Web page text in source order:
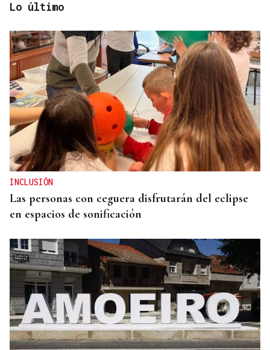
RESPUESTA INMEDIATA
España comienza a aplicar controles a los viajeros
procedentes de Italia
Lo último
INCLUSIÓN
Las personas con ceguera disfrutarán del eclipse
en espacios de sonificación